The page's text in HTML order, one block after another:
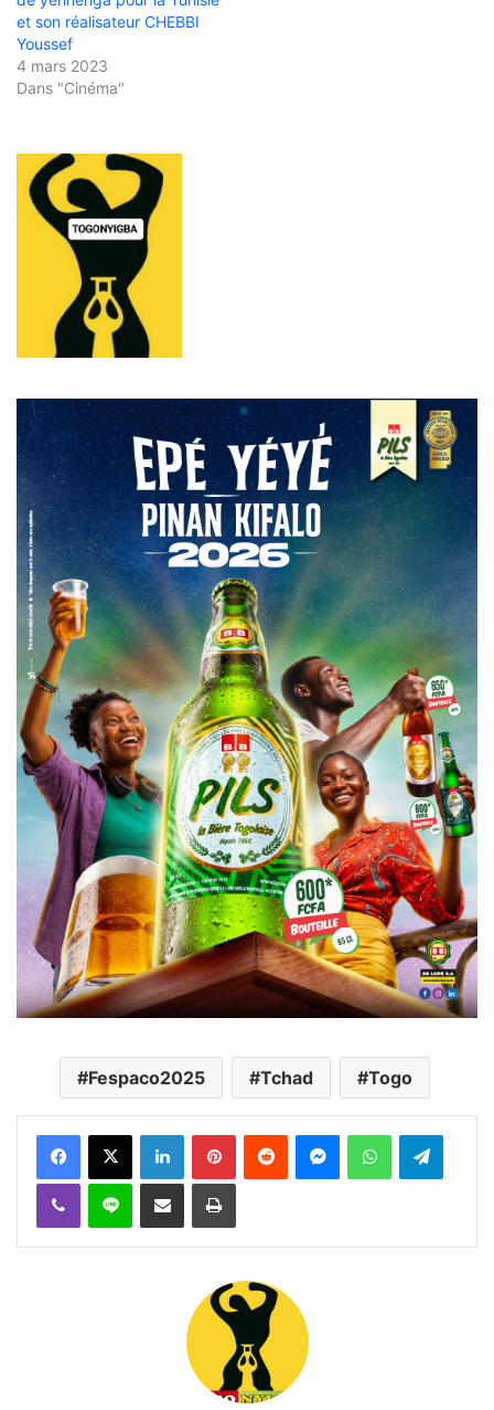
et son réalisateur CHEBBI
Youssef
4 mars 2023
Dans "Cinéma"
Fespaco2025 Tchad Togo
FacebookX Linkedin PinterestReddit MessengerWhatsAppTelegram
Viber Ligne Partager par email Imprimer